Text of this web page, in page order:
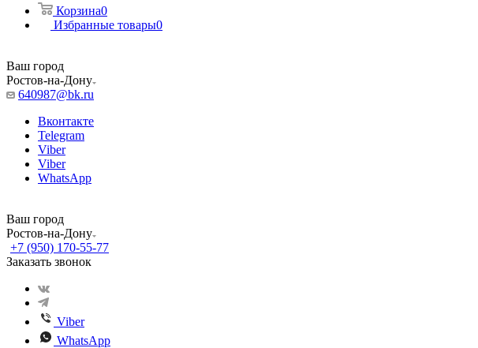
Корзина0
Избранные товары0
Ваш город
Ростов-на-Дону
640987@bk.ru
Вконтакте
Telegram
Viber
Viber
WhatsApp
Ваш город
Ростов-на-Дону
+7 (950) 170-55-77
Заказать звонок
Viber
WhatsApp